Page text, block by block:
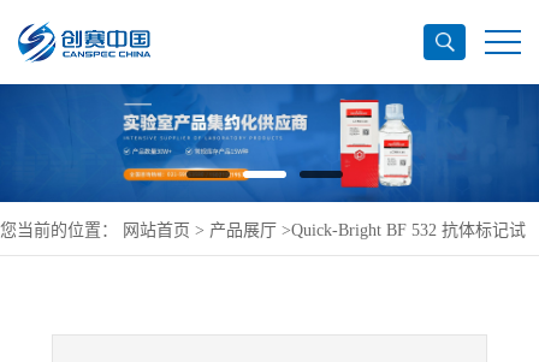
您当前的位置： 网站首页 > 产品展厅 >Quick-Bright BF 532 抗体标记试